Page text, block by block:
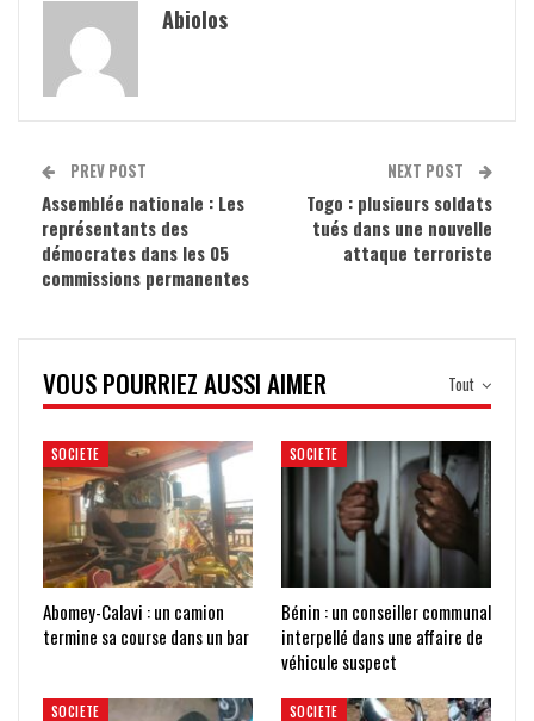
Abiolos
PREV POST
Assemblée nationale : Les
représentants des
démocrates dans les 05
commissions permanentes
NEXT POST
Togo : plusieurs soldats
tués dans une nouvelle
attaque terroriste
Tout
VOUS POURRIEZ AUSSI AIMER
SOCIETE
Abomey-Calavi : un camion
termine sa course dans un bar
SOCIETE
Bénin : un conseiller communal
interpellé dans une affaire de
véhicule suspect
SOCIETE SOCIETE